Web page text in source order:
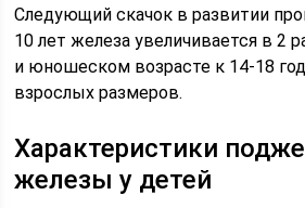
Следующий скачок в развитии
10 лет железа увеличивается в 2
и юношеском возрасте к 14-18
взрослых размеров.
Характеристики
железы у детей